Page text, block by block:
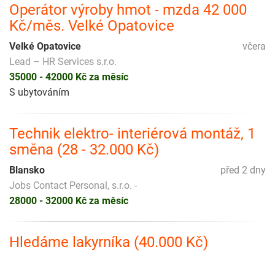
Operátor výroby hmot - mzda 42 000
Kč/měs. Velké Opatovice
včera
Velké Opatovice
Lead – HR Services s.r.o.
35000 - 42000 Kč za měsíc
S ubytováním
Technik elektro- interiérová montáž, 1
směna (28 - 32.000 Kč)
před 2 dny
Blansko
Jobs Contact Personal, s.r.o. -
28000 - 32000 Kč za měsíc
Hledáme lakyrníka (40.000 Kč)